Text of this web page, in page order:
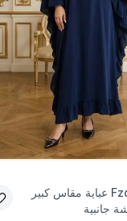
عباية مقاس كبير
جانبية